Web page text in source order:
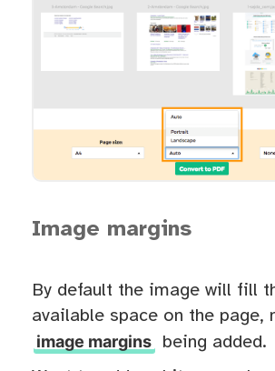
Image margins
By default the image will fill
available space on the page,
image margins
being added.